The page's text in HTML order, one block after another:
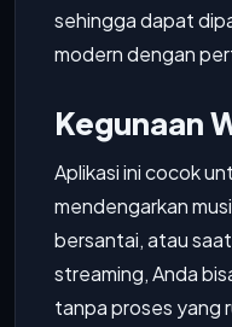
sehingga dapat
modern dengan
Kegunaan
Aplikasi ini cocok
mendengarkan
bersantai, atau
streaming, Anda
tanpa proses yang